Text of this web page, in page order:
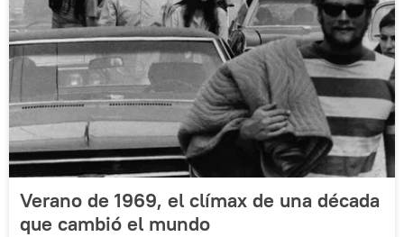
Verano de 1969, el clímax de una década
que cambió el mundo